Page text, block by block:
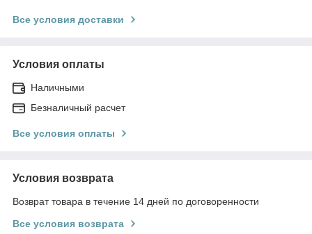
Все условия доставки
Условия оплаты
Наличными
Безналичный расчет
Все условия оплаты
Условия возврата
Возврат товара в течение 14 дней по договоренности
Все условия возврата